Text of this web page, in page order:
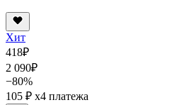
Хит
418₽
2 090₽
−80%
105 ₽ x4 платежа